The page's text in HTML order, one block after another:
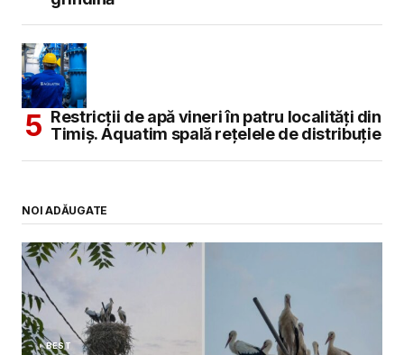
Restricții de apă vineri în patru localități din
Timiș. Aquatim spală rețelele de distribuție
NOI ADĂUGATE
BEST